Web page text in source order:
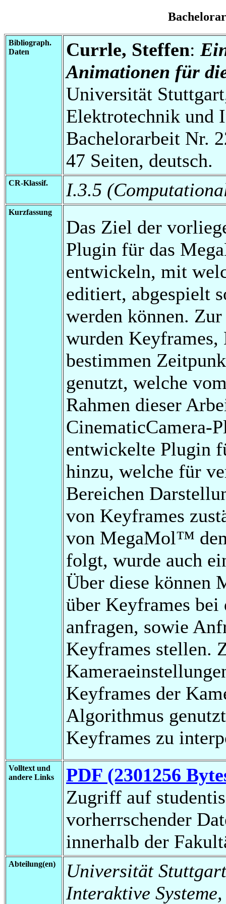
Bibliograph.
Daten
Currle, Steffen:
Animationen für
Universität
Elektrotechnik und
Bachelorarbeit Nr.
47 Seiten, deutsch.
CR-Klassif. I.3.5
Kurzfassung
Das Ziel der
Plugin für das
entwickeln, mit
editiert, abgespielt
werden können.
wurden Keyframes,
bestimmen
genutzt, welche
Rahmen dieser
CinematicCamera-
entwickelte Plugin
hinzu, welche für
Bereichen
von Keyframes
von MegaMol™
folgt, wurde auch
Über diese können
über Keyframes
anfragen, sowie
Keyframes stellen.
Keyframes der
Algorithmus
Keyframes zu
Volltext und
andere Links
PDF (2301256
Zugriff auf
vorherrschender
innerhalb der
Abteilung(en)
Universität
Interaktive